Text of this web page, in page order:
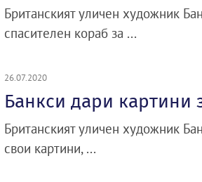
Британският уличен художник
спасителен кораб за ...
26.07.2020
Банкси дари картини
Британският уличен художник
свои картини, ...